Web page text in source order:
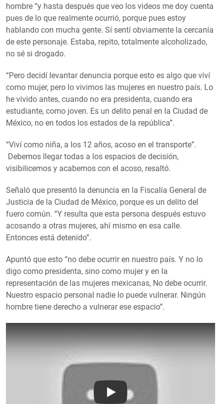
hombre “y hasta después que veo los videos me doy cuenta
pues de lo que realmente ocurrió, porque pues estoy
hablando con mucha gente. Sí sentí obviamente la cercanía
de este personaje. Estaba, repito, totalmente alcoholizado,
no sé si drogado.
“Pero decidí levantar denuncia porque esto es algo que viví
como mujer, pero lo vivimos las mujeres en nuestro país. Lo
he vivido antes, cuando no era presidenta, cuando era
estudiante, como joven. Es un delito penal en la Ciudad de
México, no en todos los estados de la república”.
“Viví como niña, a los 12 años, acoso en el transporte”.
Debemos llegar todas a los espacios de decisión,
visibilicemos y acabemos con el acoso, resaltó.
Señaló que presentó la denuncia en la Fiscalía General de
Justicia de la Ciudad de México, porque es un delito del
fuero común. “Y resulta que esta persona después estuvo
acosando a otras mujeres, ahí mismo en esa calle.
Entonces está detenido”.
Apuntó que esto “no debe ocurrir en nuestro país. Y no lo
digo como presidenta, sino como mujer y en la
representación de las mujeres mexicanas, No debe ocurrir.
Nuestro espacio personal nadie lo puede vulnerar. Ningún
hombre tiene derecho a vulnerar ese espacio”.
Play